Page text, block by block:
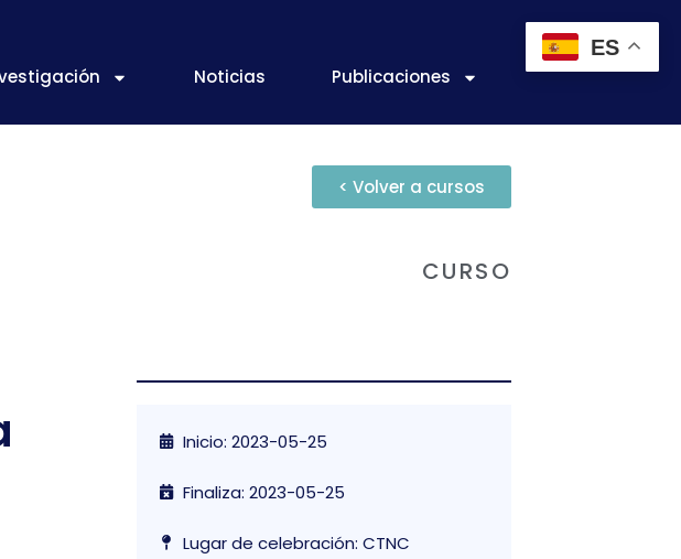
Noticias Publicaciones
< Volver a cursos
CURSO
Inicio: 2023-05-25
Finaliza: 2023-05-25
Lugar de celebración: CTNC
ES